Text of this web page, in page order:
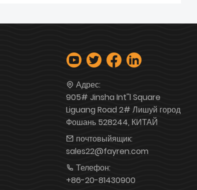
Адрес:
905# Jinsha Int''l Square
Liguang Road 2# Лишуй город
Фошань 528244, КИТАЙ
почтовыйящик:
sales22@fayren.com
Телефон:
+86-20-81430900